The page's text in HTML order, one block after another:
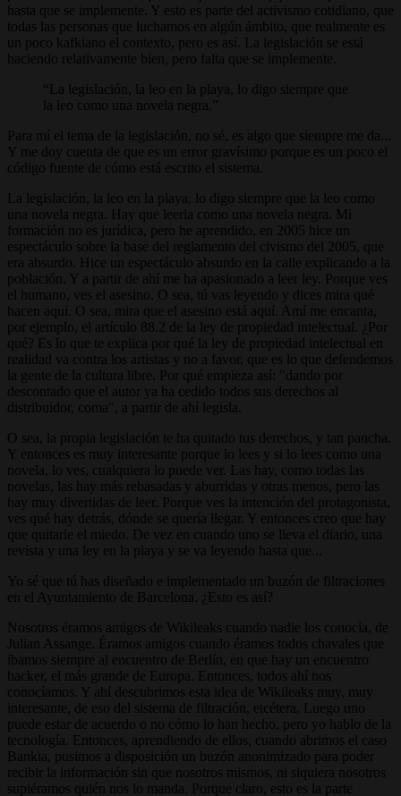
hasta que se implemente. Y esto es parte del activismo cotidiano, que
todas las personas que luchamos en algún ámbito, que realmente es
un poco kafkiano el contexto, pero es así. La legislación se está
haciendo relativamente bien, pero falta que se implemente.
La legislación, la leo en la playa, lo digo siempre que
la leo como una novela negra.
Para mí el tema de la legislación, no sé, es algo que siempre me da...
Y me doy cuenta de que es un error gravísimo porque es un poco el
código fuente de cómo está escrito el sistema.
La legislación, la leo en la playa, lo digo siempre que la leo como
una novela negra. Hay que leerla como una novela negra. Mi
formación no es jurídica, pero he aprendido, en 2005 hice un
espectáculo sobre la base del reglamento del civismo del 2005, que
era absurdo. Hice un espectáculo absurdo en la calle explicando a la
población. Y a partir de ahí me ha apasionado a leer ley. Porque ves
el humano, ves el asesino. O sea, tú vas leyendo y dices mira qué
hacen aquí. O sea, mira que el asesino está aquí. Amí me encanta,
por ejemplo, el artículo 88.2 de la ley de propiedad intelectual. ¿Por
qué? Es lo que te explica por qué la ley de propiedad intelectual en
realidad va contra los artistas y no a favor, que es lo que defendemos
la gente de la cultura libre. Por qué empieza así: "dando por
descontado que el autor ya ha cedido todos sus derechos al
distribuidor, coma", a partir de ahí legisla.
O sea, la propia legislación te ha quitado tus derechos, y tan pancha.
Y entonces es muy interesante porque lo lees y si lo lees como una
novela, lo ves, cualquiera lo puede ver. Las hay, como todas las
novelas, las hay más rebasadas y aburridas y otras menos, pero las
hay muy divertidas de leer. Porque ves la intención del protagonista,
ves qué hay detrás, dónde se quería llegar. Y entonces creo que hay
que quitarle el miedo. De vez en cuando uno se lleva el diario, una
revista y una ley en la playa y se va leyendo hasta que...
Yo sé que tú has diseñado e implementado un buzón de filtraciones
en el Ayuntamiento de Barcelona. ¿Esto es así?
Nosotros éramos amigos de Wikileaks cuando nadie los conocía, de
Julian Assange. Éramos amigos cuando éramos todos chavales que
íbamos siempre al encuentro de Berlín, en que hay un encuentro
hacker, el más grande de Europa. Entonces, todos ahí nos
conocíamos. Y ahí descubrimos esta idea de Wikileaks muy, muy
interesante, de eso del sistema de filtración, etcétera. Luego uno
puede estar de acuerdo o no cómo lo han hecho, pero yo hablo de la
tecnología. Entonces, aprendiendo de ellos, cuando abrimos el caso
Bankia, pusimos a disposición un buzón anonimizado para poder
recibir la información sin que nosotros mismos, ni siquiera nosotros
supiéramos quién nos lo manda. Porque claro, esto es la parte